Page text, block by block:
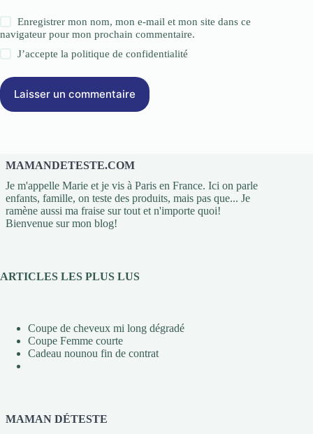
Enregistrer mon nom, mon e-mail et mon site dans ce
navigateur pour mon prochain commentaire.
J’accepte lapolitique de confidentialité
Laisser un commentaire
MAMANDETESTE.COM
Je m'appelle Marie et je vis à Paris en France. Ici on parle
enfants, famille, on teste des produits, mais pas que... Je
ramène aussi ma fraise sur tout et n'importe quoi!
Bienvenue sur mon blog!
ARTICLES LES PLUS LUS
Coupe de cheveux mi long dégradé
Coupe Femme courte
Cadeau nounou fin de contrat
MAMAN DÉTESTE